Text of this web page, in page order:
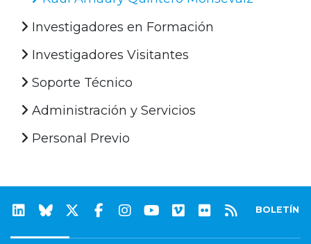
Investigadores en Formación
Investigadores Visitantes
Soporte Técnico
Administración y Servicios
Personal Previo
BOLETÍN